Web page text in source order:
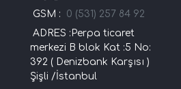
GSM : 0 (531) 257 84 92
ADRES :Perpa ticaret
merkezi B blok Kat :5 No:
392 ( Denizbank Karşısı )
Şişli /İstanbul